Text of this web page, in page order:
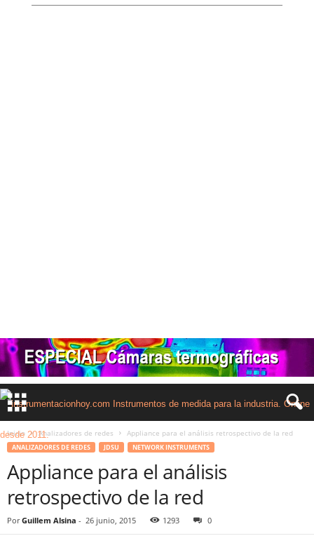
Inicio Analizadores de redes Appliance para el análisis retrospectivo de la red
ANALIZADORES DE REDES JDSU NETWORK INSTRUMENTS
Appliance para el análisis
retrospectivo de la red
Por Guillem Alsina - 26 junio, 2015 1293 0